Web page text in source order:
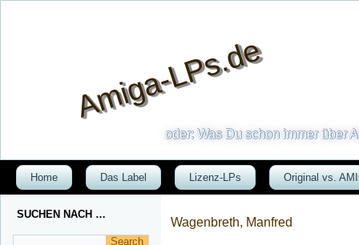
Amiga-LPs.de
oder: Was Du schon immer über
Home Das Label Lizenz-LPs Original vs.
SUCHEN NACH …
Wagenbreth, Manfred